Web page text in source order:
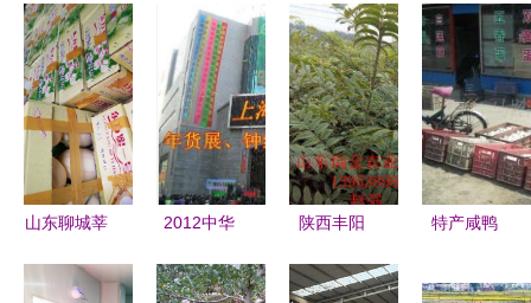
山东聊城莘
号甜瓜
2012中华
品交易博览
陕西丰阳
产，助力绿
特产咸鸭
蛋、双簧鹅